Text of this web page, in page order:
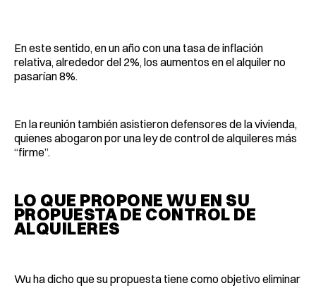
En este sentido, en un año con una tasa de inflación
relativa, alrededor del 2%, los aumentos en el alquiler no
pasarían 8%.
En la reunión también asistieron defensores de la vivienda,
quienes abogaron por una ley de control de alquileres más
“firme”.
LO QUE PROPONE WU EN SU
PROPUESTA DE CONTROL DE
ALQUILERES
Wu ha dicho que su propuesta tiene como objetivo eliminar